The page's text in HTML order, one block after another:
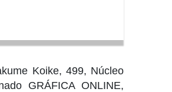
Koike, 499, Núcleo
GRÁFICA ONLINE,